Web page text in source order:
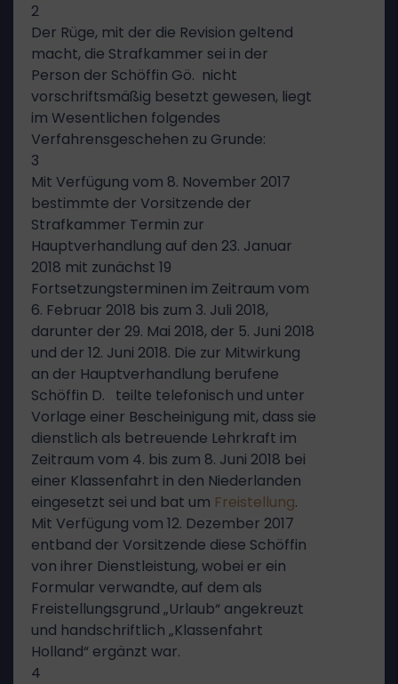
2
Der Rüge, mit der die Revision geltend
macht, die Strafkammer sei in der
Person der Schöffin Gö. nicht
vorschriftsmäßig besetzt gewesen, liegt
im Wesentlichen folgendes
Verfahrensgeschehen zu Grunde:
3
Mit Verfügung vom 8. November 2017
bestimmte der Vorsitzende der
Strafkammer Termin zur
Hauptverhandlung auf den 23. Januar
2018 mit zunächst 19
Fortsetzungsterminen im Zeitraum vom
6. Februar 2018 bis zum 3. Juli 2018,
darunter der 29. Mai 2018, der 5. Juni 2018
und der 12. Juni 2018. Die zur Mitwirkung
an der Hauptverhandlung berufene
Schöffin D. teilte telefonisch und unter
Vorlage einer Bescheinigung mit, dass sie
dienstlich als betreuende Lehrkraft im
Zeitraum vom 4. bis zum 8. Juni 2018 bei
einer Klassenfahrt in den Niederlanden
eingesetzt sei und bat um Freistellung.
Mit Verfügung vom 12. Dezember 2017
entband der Vorsitzende diese Schöffin
von ihrer Dienstleistung, wobei er ein
Formular verwandte, auf dem als
Freistellungsgrund „Urlaub“ angekreuzt
und handschriftlich „Klassenfahrt
Holland“ ergänzt war.
4